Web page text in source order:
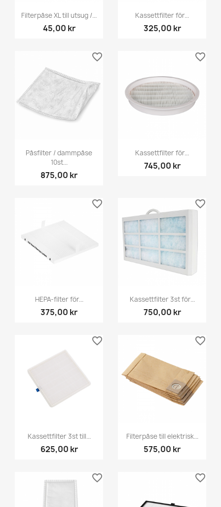
Filterpåse XL till utsug /...
45,00 kr
Kassettfilter för...
325,00 kr
Påsfilter / dammpåse
10st...
875,00 kr
favorite_border
Kassettfilter för...
745,00 kr
favorite_border
HEPA-filter för...
375,00 kr
favorite_border
Kassettfilter 3st för...
750,00 kr
favorite_border
Kassettfilter 3st till...
625,00 kr
favorite_border
Filterpåse till elektrisk...
575,00 kr
favorite_border
favorite_border favorite_border